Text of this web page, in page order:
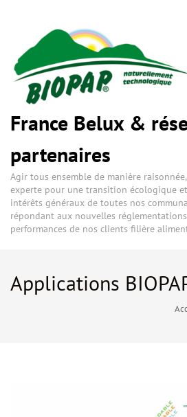
France Belux &
partenaires
Agir tous ensemble de manière
experte pour une transition écologique
intérêts généraux de toutes nos
répondant aux nouvelles
performances de nos clients filière
Applications